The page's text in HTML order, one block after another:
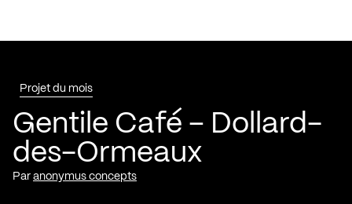
Projet du mois
Gentile Café – Dollard-
des-Ormeaux
Par anonymus concepts